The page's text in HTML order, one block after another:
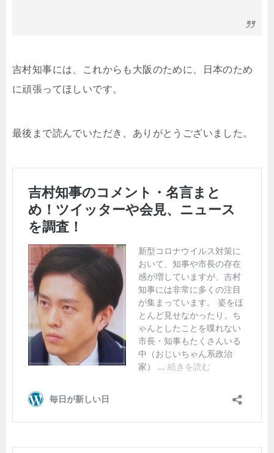
吉村知事には、これからも大阪のために、日本のため
に頑張ってほしいです。
最後まで読んでいただき、ありがとうございました。